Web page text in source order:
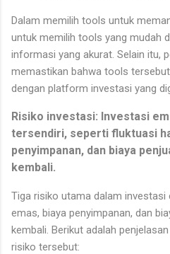
Dalam memilih tools untuk
untuk memilih tools yang mudah
informasi yang akurat. Selain itu,
memastikan bahwa tools
dengan platform investasi yang
Risiko investasi: Investasi
tersendiri, seperti fluktuasi
penyimpanan, dan biaya
kembali.
Tiga risiko utama dalam
emas, biaya penyimpanan, dan
kembali. Berikut adalah
risiko tersebut: